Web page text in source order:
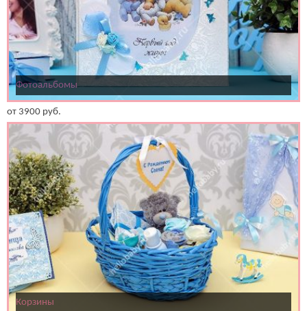
Фотоальбомы
от 3900 руб.
Корзины